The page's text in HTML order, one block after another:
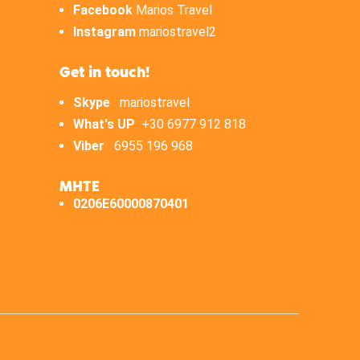
Facebook Marios Travel
Instagram mariostravel2
Get in touch!
Skype
mariostravel
What's UP +30 6977 912 818
Viber
6955 196 968
ΜΗΤΕ
0206E60000870401